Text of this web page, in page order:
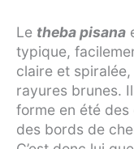
Le theba pisana
typique,
claire et
rayures brunes.
forme en été
des bords de